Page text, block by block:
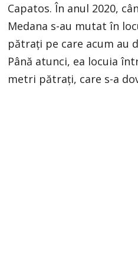
Capatos. În anul 2020,
Medana s-au mutat în
pătrați pe care acum au
Până atunci, ea locuia
metri pătrați, care s-a